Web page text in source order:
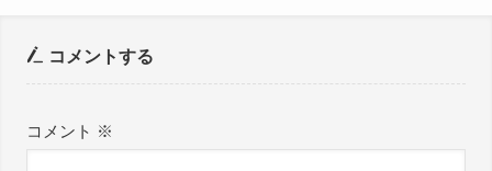
コメントする
コメント ※